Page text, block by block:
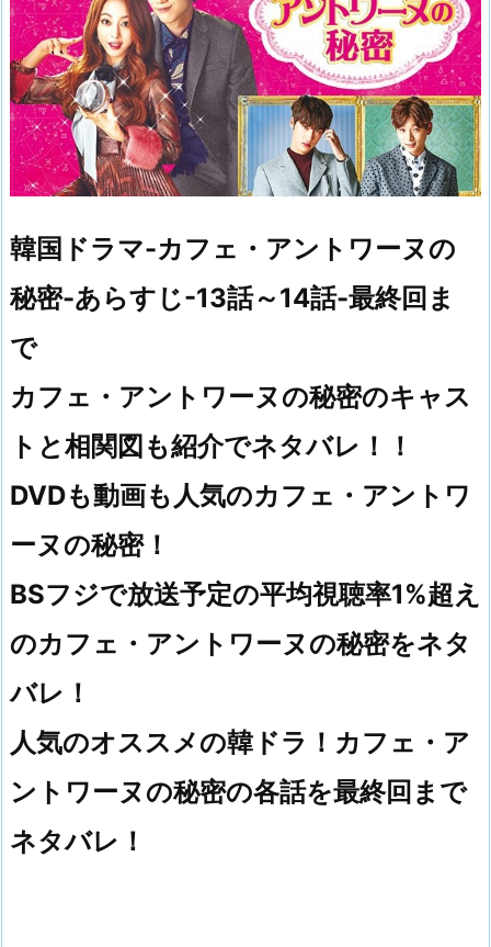
韓国ドラマ-カフェ・アントワーヌの
秘密-あらすじ-13話～14話-最終回ま
で
カフェ・アントワーヌの秘密のキャス
トと相関図も紹介でネタバレ！！
DVDも動画も人気のカフェ・アントワ
ーヌの秘密！
BSフジで放送予定の平均視聴率1%超え
のカフェ・アントワーヌの秘密をネタ
バレ！
人気のオススメの韓ドラ！カフェ・ア
ントワーヌの秘密の各話を最終回まで
ネタバレ！